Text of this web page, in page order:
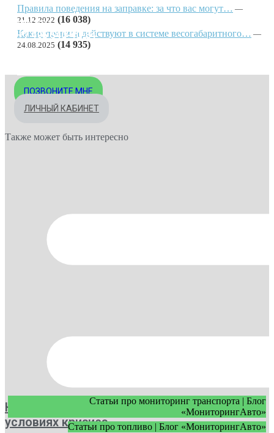
МОСКВА
+7 495 540-40-84
ПОЗВОНИТЕ МНЕ
ЛИЧНЫЙ КАБИНЕТ
Правила поведения на заправке: за что вас могут…
21.12.2022 (16 038)
Какие правила действуют в системе весогабаритного…
24.08.2025 (14 935)
Также может быть интересно
Статьи про мониторинг транспорта | Блог
«МониторингАвто»
Статьи про топливо | Блог «МониторингАвто»
Как экономить топливо в автопарке в
условиях кризиса